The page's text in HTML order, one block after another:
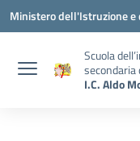
Vai ai contenuti
Vai al menu di navigazione
Vai al footer
Ministero dell'Istruzione e
Scuola
secondaria
I.C. Aldo